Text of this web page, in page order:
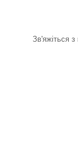
Зв'яжіться